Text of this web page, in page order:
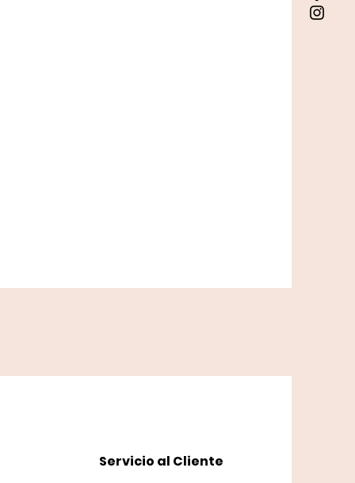
Servicio al Cliente